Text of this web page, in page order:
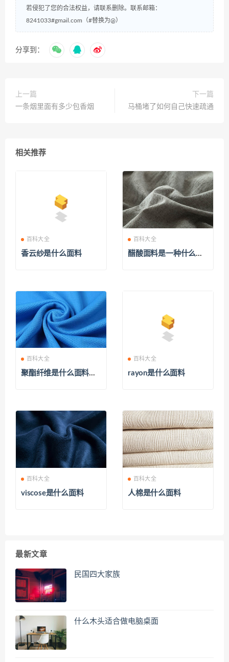
若侵犯了您的合法权益，请联系删除。联系邮箱：
8241033#gmail.com（#替换为@）
分享到：
上一篇
一条烟里面有多少包香烟
下一篇
马桶堵了如何自己快速疏通
相关推荐
百科大全
香云纱是什么面料
百科大全
醋酸面料是一种什么面
百科大全
聚酯纤维是什么面料优
百科大全
rayon是什么面料
百科大全
viscose是什么面料
百科大全
人棉是什么面料
最新文章
民国四大家族
什么木头适合做电脑桌面